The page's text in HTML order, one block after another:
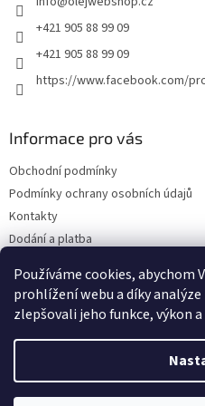
Používáme cookies, abychom
prohlížení webu a díky
zlepšovali jeho funkce, výkon
+421 905 88 99 09
+421 905 88 99 09
https://www.facebook.com/
Informace pro vás
Obchodní podmínky
Podmínky ochrany osobních údajů
Kontakty
Dodání a platba
Hodnocení obchodu